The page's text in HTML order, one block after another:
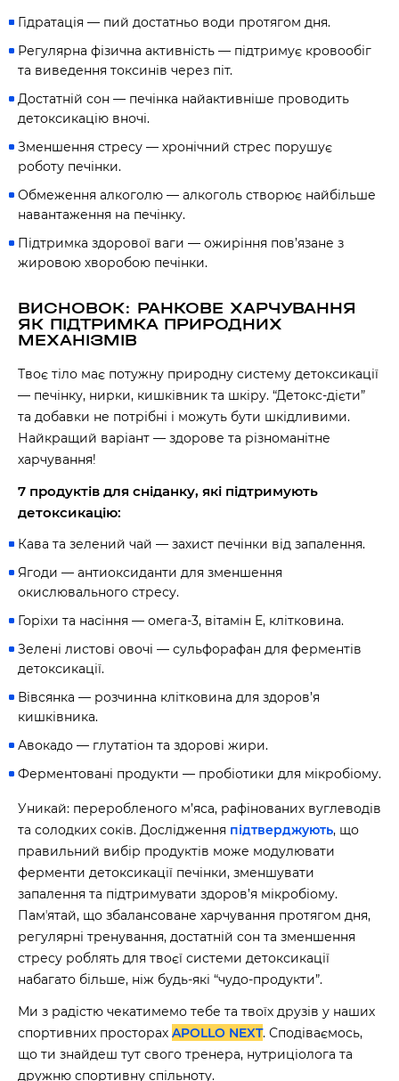
Гідратація — пий достатньо води протягом дня.
Регулярна фізична активність — підтримує кровообіг
та виведення токсинів через піт.
Достатній сон — печінка найактивніше проводить
детоксикацію вночі.
Зменшення стресу — хронічний стрес порушує
роботу печінки.
Обмеження алкоголю — алкоголь створює найбільше
навантаження на печінку.
Підтримка здорової ваги — ожиріння пов’язане з
жировою хворобою печінки.
ВИСНОВОК: РАНКОВЕ ХАРЧУВАННЯ
ЯК ПІДТРИМКА ПРИРОДНИХ
МЕХАНІЗМІВ
Твоє тіло має потужну природну систему детоксикації
— печінку, нирки, кишківник та шкіру. “Детокс-дієти”
та добавки не потрібні і можуть бути шкідливими.
Найкращий варіант — здорове та різноманітне
харчування!
7 продуктів для сніданку, які підтримують
детоксикацію:
Кава та зелений чай — захист печінки від запалення.
Ягоди — антиоксиданти для зменшення
окислювального стресу.
Горіхи та насіння — омега-3, вітамін E, клітковина.
Зелені листові овочі — сульфорафан для ферментів
детоксикації.
Вівсянка — розчинна клітковина для здоров’я
кишківника.
Авокадо — глутатіон та здорові жири.
Ферментовані продукти — пробіотики для мікробіому.
Уникай: переробленого м’яса, рафінованих вуглеводів
та солодких соків. Дослідження підтверджують, що
правильний вибір продуктів може модулювати
ферменти детоксикації печінки, зменшувати
запалення та підтримувати здоров’я мікробіому.
Памʼятай, що збалансоване харчування протягом дня,
регулярні тренування, достатній сон та зменшення
стресу роблять для твоєї системи детоксикації
набагато більше, ніж будь-які “чудо-продукти”.
Ми з радістю чекатимемо тебе та твоїх друзів у наших
спортивних просторах APOLLO NEXT. Сподіваємось,
що ти знайдеш тут свого тренера, нутриціолога та
дружню спортивну спільноту.